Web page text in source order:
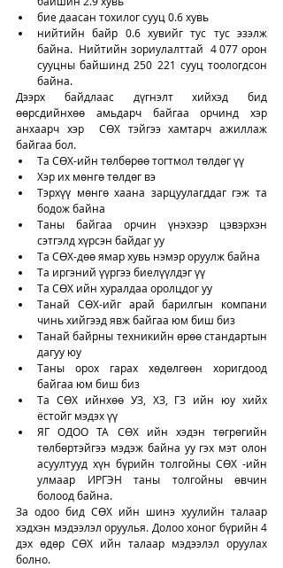
бие даасан тохилог сууц 0.6 хувь
нийтийн байр 0.6 хувийг тус тус эзэлж
байна.  Нийтийн зориулалттай  4 077 орон
сууцны байшинд 250 221 сууц тоологдсон
байна.
Дээрх байдлаас дүгнэлт хийхэд бид
өөрсдийнхөө амьдарч байгаа орчинд хэр
анхаарч хэр  СӨХ тэйгээ хамтарч ажиллаж
байгаа бол.
Та СӨХ-ийн төлбөрөө тогтмол төлдөг үү
Хэр их мөнгө төлдөг вэ
Тэрхүү мөнгө хаана зарцуулагддаг гэж та
бодож байна
Таны байгаа орчин үнэхээр цэвэрхэн
сэтгэлд хүрсэн байдаг уу
Та СӨХ-дөө ямар хувь нэмэр оруулж байна
Та иргэний үүргээ биелүүлдэг үү
Та СӨХ ийн хуралдаа оролцдог уу
Танай СӨХ-ийг арай барилгын компани
чинь хийгээд явж байгаа юм биш биз
Танай байрны техникийн өрөө стандартын
дагуу юу
Таны орох гарах хөдөлгөөн хоригдоод
байгаа юм биш биз
Та СӨХ ийнхөө УЗ, ХЗ, ГЗ ийн юу хийх
ёстойг мэдэх үү
ЯГ ОДОО ТА СӨХ ийн хэдэн төгрөгийн
төлбөртэйгээ мэдэж байна уу гэх мэт олон
асуултууд хүн бүрийн толгойны СӨХ -ийн
улмаар ИРГЭН таны толгойны өвчин
болоод байна.
За одоо бид СӨХ ийн шинэ хуулийн талаар
хэдхэн мэдээлэл оруулья. Долоо хоног бүрийн 4
дэх өдөр СӨХ ийн талаар мэдээлэл оруулах
болно.